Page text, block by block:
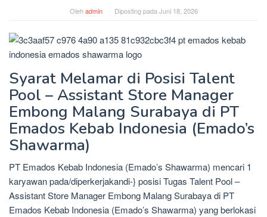
Olehadmin Diposting pada Juni 18, 2026
Syarat Melamar di Posisi Talent
Pool – Assistant Store Manager
Embong Malang Surabaya di PT
Emados Kebab Indonesia (Emado’s
Shawarma)
PT Emados Kebab Indonesia (Emado’s Shawarma) mencari 1
karyawan pada/diperkerjakandi-} posisi Tugas Talent Pool –
Assistant Store Manager Embong Malang Surabaya di PT
Emados Kebab Indonesia (Emado’s Shawarma) yang berlokasi